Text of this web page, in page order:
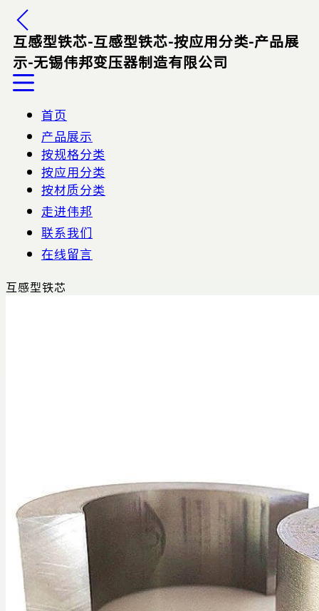
互感型铁芯-互感型铁芯-按应用分类-产品展
示-无锡伟邦变压器制造有限公司
首页
产品展示
按规格分类
按应用分类
按材质分类
走进伟邦
联系我们
在线留言
互感型铁芯